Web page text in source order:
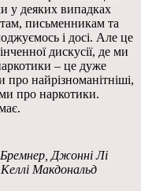
у деяких випадках
письменникам та
і досі. Але це
дискусії, де ми
– це дуже
про найрізноманітніші,
про наркотики.
Джонні Лі
Макдональд